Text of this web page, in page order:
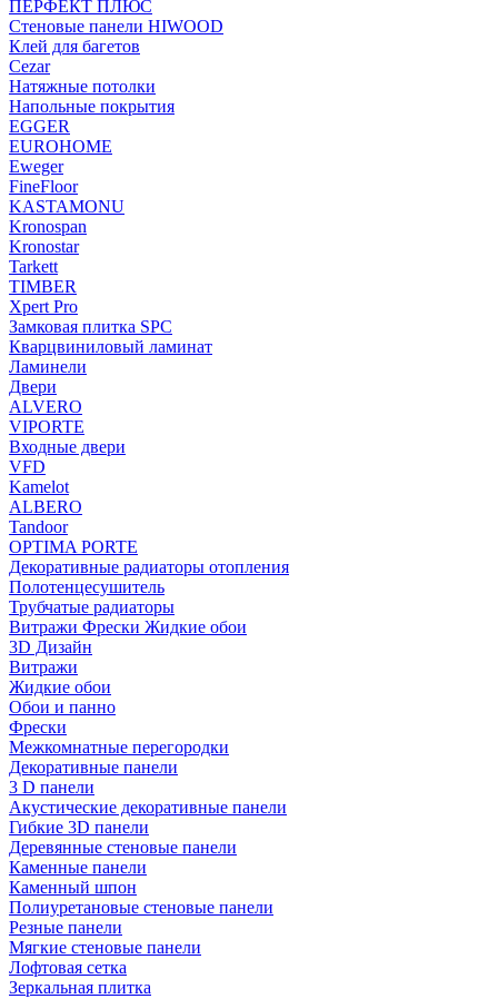
ПЕРФЕКТ ПЛЮС
Стеновые панели HIWOOD
Клей для багетов
Cezar
Натяжные потолки
Напольные покрытия
EGGER
EUROHOME
Eweger
FineFloor
KASTAMONU
Kronospan
Kronostar
Tarkett
TIMBER
Xpert Pro
Замковая плитка SPC
Кварцвиниловый ламинат
Ламинели
Двери
ALVERO
VIPORTE
Входные двери
VFD
Kamelot
ALBERO
Tandoor
OPTIMA PORTE
Декоративные радиаторы отопления
Полотенцесушитель
Трубчатые радиаторы
Витражи Фрески Жидкие обои
3D Дизайн
Витражи
Жидкие обои
Обои и панно
Фрески
Межкомнатные перегородки
Декоративные панели
3 D панели
Акустические декоративные панели
Гибкие 3D панели
Деревянные стеновые панели
Каменные панели
Каменный шпон
Полиуретановые стеновые панели
Резные панели
Мягкие стеновые панели
Лофтовая сетка
Зеркальная плитка